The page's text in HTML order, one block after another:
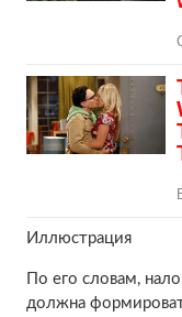
Иллюстрация
По его словам,
должна